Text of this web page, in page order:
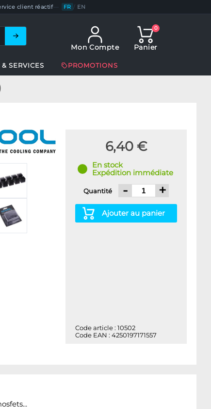
client réactif— FR / EN
Mon Compte
0
Panier
SERVICES PROMOTIONS
6,40 €
En stock
Expédition immédiate
Quantité - +
Ajouter au panier
Code article : 10502
Code EAN : 4250197171557